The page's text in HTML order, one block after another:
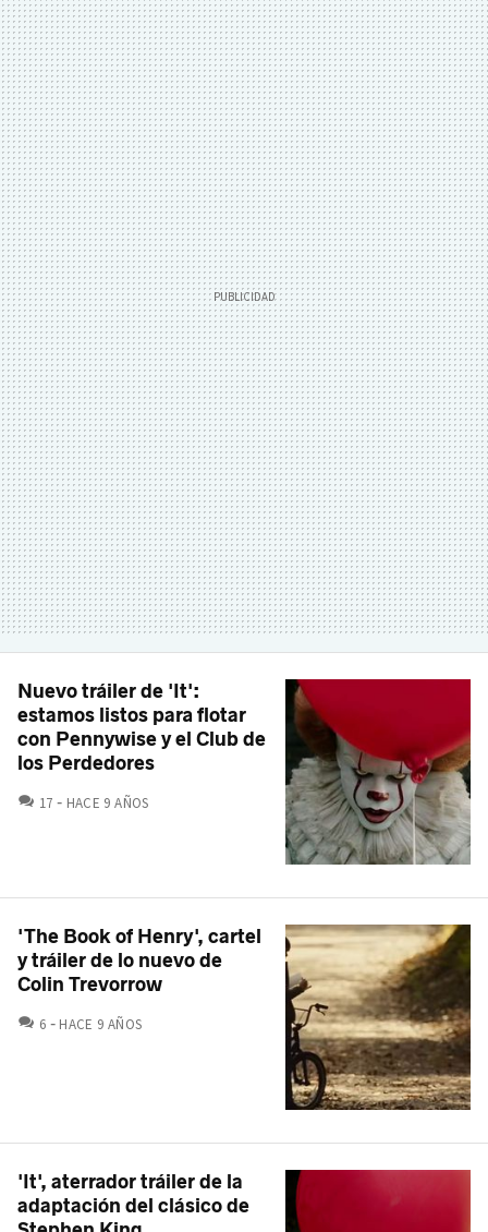
Nuevo tráiler de 'It':
estamos listos para flotar
con Pennywise y el Club de
los Perdedores
17 COMENTARIOS
HACE 9 AÑOS
'The Book of Henry', cartel
y tráiler de lo nuevo de
Colin Trevorrow
6 COMENTARIOS
HACE 9 AÑOS
'It', aterrador tráiler de la
adaptación del clásico de